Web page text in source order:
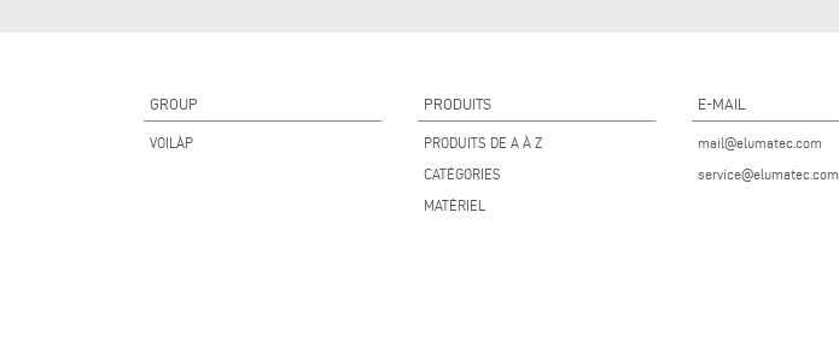
GROUP
VOILÀP
PRODUITS
PRODUITS DE A À Z
CATÉGORIES
MATÉRIEL
E-MAIL
mail@elumatec.com
service@elumatec.com